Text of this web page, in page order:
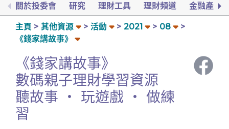
關於投委會 研究 理財工具 理財頻道 金融產品
主頁 其他資源 活動 2021
08
《錢家講故事》
《錢家講故事》
數碼親子理財學習資源
聽故事 ‧ 玩遊戲 ‧ 做練
習